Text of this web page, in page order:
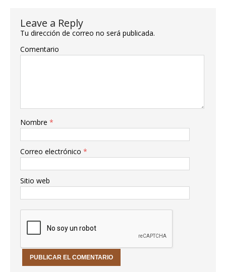
Leave a Reply
Tu dirección de correo no será publicada.
Comentario
Nombre *
Correo electrónico *
Sitio web